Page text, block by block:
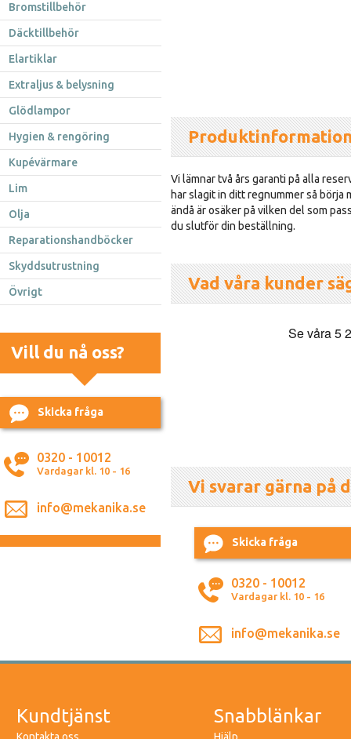
Bromstillbehör
Däcktillbehör
Elartiklar
Extraljus & belysning
Glödlampor
Hygien & rengöring
Kupévärmare
Lim
Olja
Reparationshandböcker
Skyddsutrustning
Övrigt
Vill du nå oss?
Skicka fråga
0320 - 10012
Vardagar kl. 10 - 16
info@mekanika.se
Vi lämnar två års garanti på alla
har slagit in ditt regnummer så börja
ändå är osäker på vilken del som
du slutför din beställning.
Vad våra kunder
Vi svarar gärna på
Skicka fråga
0320 - 10012
Vardagar kl. 10 - 16
info@mekanika.se
Kundtjänst Snabblänkar